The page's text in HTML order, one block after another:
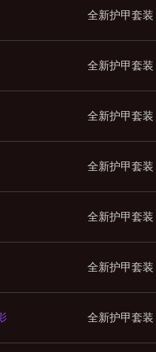
全新护甲套装
全新护甲套装
全新护甲套装
全新护甲套装
全新护甲套装
全新护甲套装
全新护甲套装